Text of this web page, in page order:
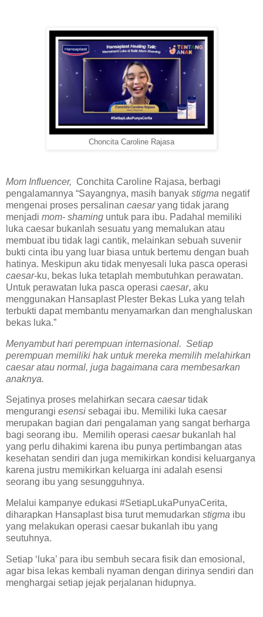
Choncita Caroline Rajasa
Mom Influencer, Conchita Caroline Rajasa, berbagi
pengalamannya “Sayangnya, masih banyak stigma negatif
mengenai proses persalinan caesaryang tidak jarang
menjadi mom- shaming untuk para ibu. Padahal memiliki
luka caesar bukanlah sesuatu yang memalukan atau
membuat ibu tidak lagi cantik, melainkan sebuah suvenir
bukti cinta ibu yang luar biasa untuk bertemu dengan buah
hatinya. Meskipun aku tidak menyesali luka pasca operasi
caesar-ku, bekas luka tetaplah membutuhkan perawatan.
Untuk perawatan luka pasca operasi caesar, aku
menggunakan Hansaplast Plester Bekas Luka yang telah
terbukti dapat membantu menyamarkan dan menghaluskan
bekas luka.”
Menyambut hari perempuan internasional. Setiap
perempuan memiliki hak untuk mereka memilih melahirkan
caesar atau normal, juga bagaimana cara membesarkan
anaknya.
Sejatinya proses melahirkan secara caesartidak
mengurangi esensi sebagai ibu. Memiliki luka caesar
merupakan bagian dari pengalaman yang sangat berharga
bagi seorang ibu. Memilih operasi caesarbukanlah hal
yang perlu dihakimi karena ibu punya pertimbangan atas
kesehatan sendiri dan juga memikirkan kondisi keluarganya
karena justru memikirkan keluarga ini adalah esensi
seorang ibu yang sesungguhnya.
Melalui kampanye edukasi #SetiapLukaPunyaCerita,
diharapkan Hansaplast bisa turut memudarkan stigma ibu
yang melakukan operasi caesar bukanlah ibu yang
seutuhnya.
Setiap ‘luka’ para ibu sembuh secara fisik dan emosional,
agar bisa lekas kembali nyaman dengan dirinya sendiri dan
menghargai setiap jejak perjalanan hidupnya.